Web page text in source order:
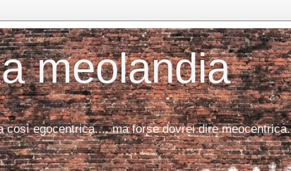
meolandia
così egocentrica.... ma forse dovrei dire meocentrica.